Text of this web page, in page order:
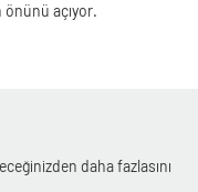
önünü açıyor.
daha fazlasını